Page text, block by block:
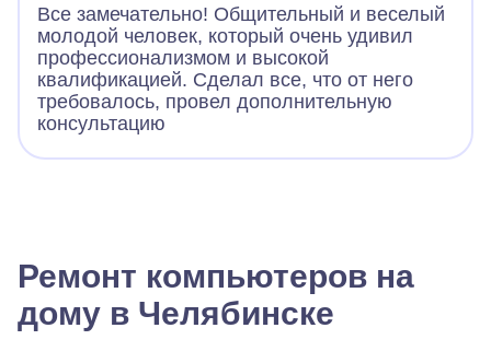
Все замечательно! Общительный и веселый
молодой человек, который очень удивил
профессионализмом и высокой
квалификацией. Сделал все, что от него
требовалось, провел дополнительную
консультацию
Ремонт компьютеров на
дому в Челябинске